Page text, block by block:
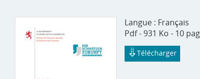
Langue : Français
Pdf - 931 Ko - 10
Télécharger